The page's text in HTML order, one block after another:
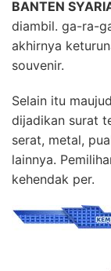
BANTEN
diambil. ga-ra-
akhirnya
souvenir.
Selain itu
dijadikan surat
serat, metal,
lainnya.
kehendak per.